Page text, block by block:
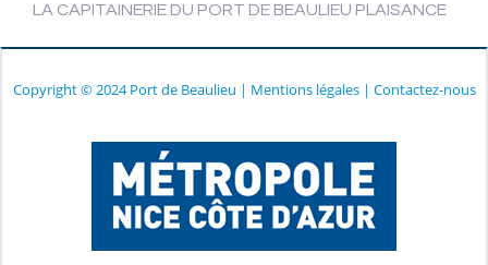
LA CAPITAINERIE DU PORT DE BEAULIEU PLAISANCE
Copyright © 2024 Port de Beaulieu | Mentions légales| Contactez-nous